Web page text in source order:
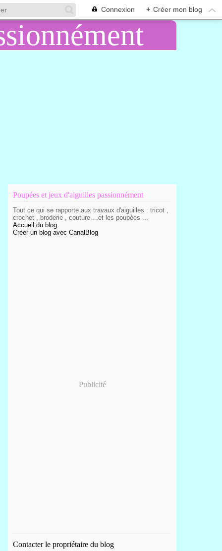
Connexion + Créer mon blog
Poupées et jeux d'aiguilles passionnément
Tout ce qui se rapporte aux travaux d'aiguilles : tricot ,
crochet , broderie , couture ...et les poupées ...
Accueil du blog
Créer un blog avec CanalBlog
Publicité
Contacter le propriétaire du blog